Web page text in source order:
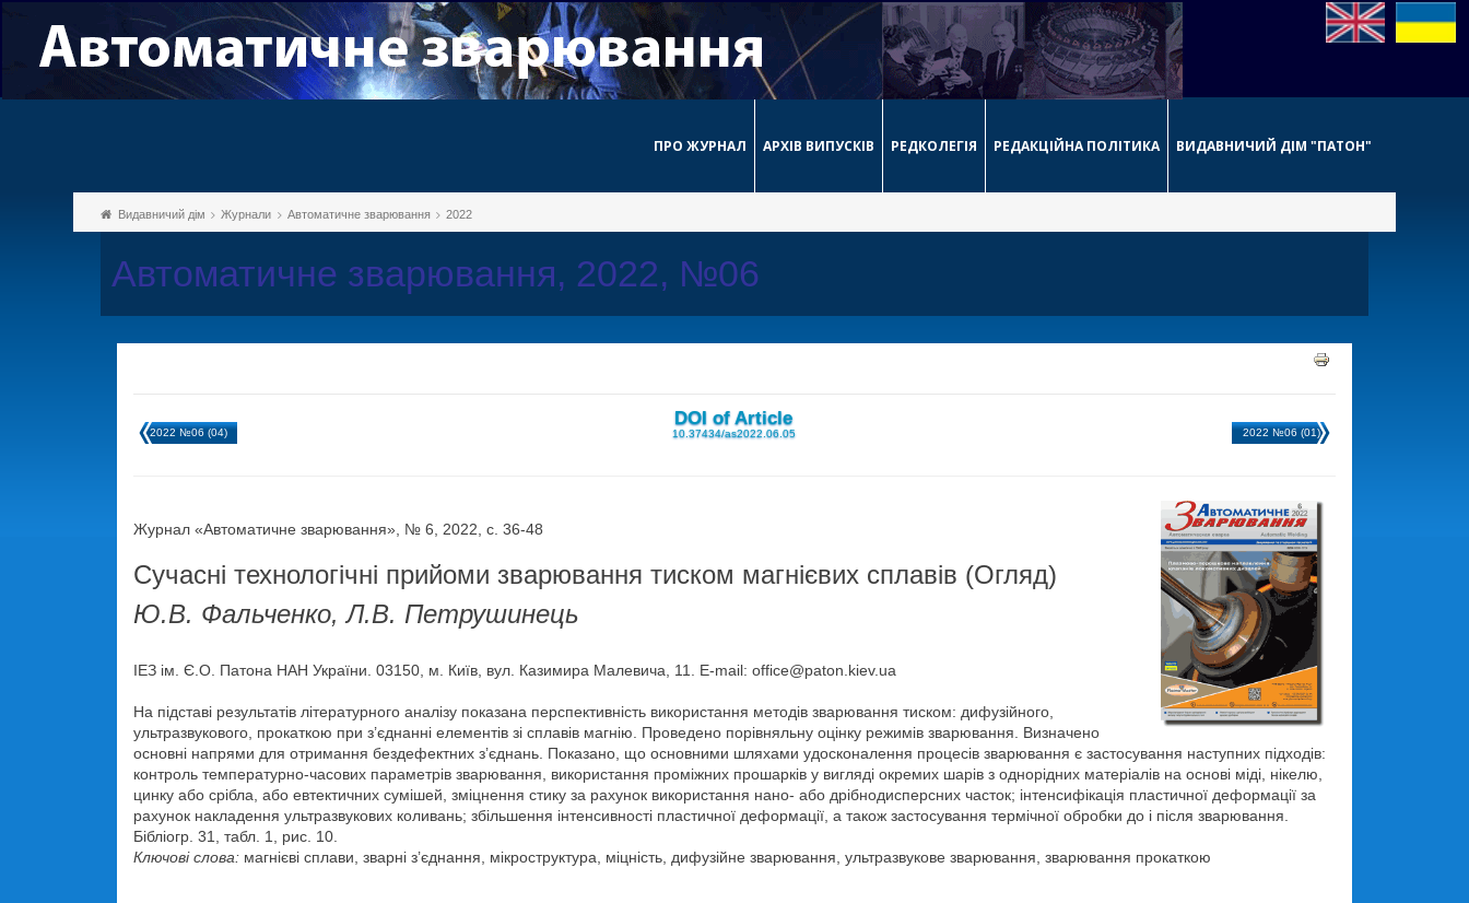
ПРО ЖУРНАЛ АРХІВ ВИПУСКІВ РЕДКОЛЕГІЯ РЕДАКЦІЙНА ПОЛІТИКА ВИДАВНИЧИЙ ДІМ "ПАТОН"
Видавничий дім Журнали Автоматичне зварювання 2022
Автоматичне зварювання, 2022, №06
2022 №06 (04)
DOI of Article
10.37434/as2022.06.05 2022 №06 (01)
Журнал «Автоматичне зварювання», № 6, 2022, с. 36-48
Сучасні технологічні прийоми зварювання тиском магнієвих сплавів (Огляд)
Ю.В. Фальченко, Л.В. Петрушинець
ІЕЗ ім. Є.О. Патона НАН України. 03150, м. Київ, вул. Казимира Малевича, 11. E-mail: office@paton.kiev.ua
На підставі результатів літературного аналізу показана перспективність використання методів зварювання тиском: дифузійного,
ультразвукового, прокаткою при з’єднанні елементів зі сплавів магнію. Проведено порівняльну оцінку режимів зварювання. Визначено
основні напрями для отримання бездефектних з’єднань. Показано, що основними шляхами удосконалення процесів зварювання є застосування наступних підходів:
контроль температурно-часових параметрів зварювання, використання проміжних прошарків у вигляді окремих шарів з однорідних матеріалів на основі міді, нікелю,
цинку або срібла, або евтектичних сумішей, зміцнення стику за рахунок використання нано- або дрібнодисперсних часток; інтенсифікація пластичної деформації за
рахунок накладення ультразвукових коливань; збільшення інтенсивності пластичної деформації, а також застосування термічної обробки до і після зварювання.
Бібліогр. 31, табл. 1, рис. 10.
Ключові слова: магнієві сплави, зварні з’єднання, мікроструктура, міцність, дифузійне зварювання, ультразвукове зварювання, зварювання прокаткою